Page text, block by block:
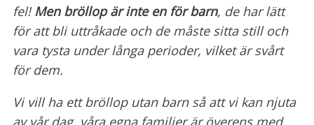
fel!Men bröllop är inte en för barn, de har lätt
för att bli uttråkade och de måste sitta still och
vara tysta under långa perioder, vilket är svårt
för dem.
Vi vill ha ett bröllop utan barn så att vi kan njuta